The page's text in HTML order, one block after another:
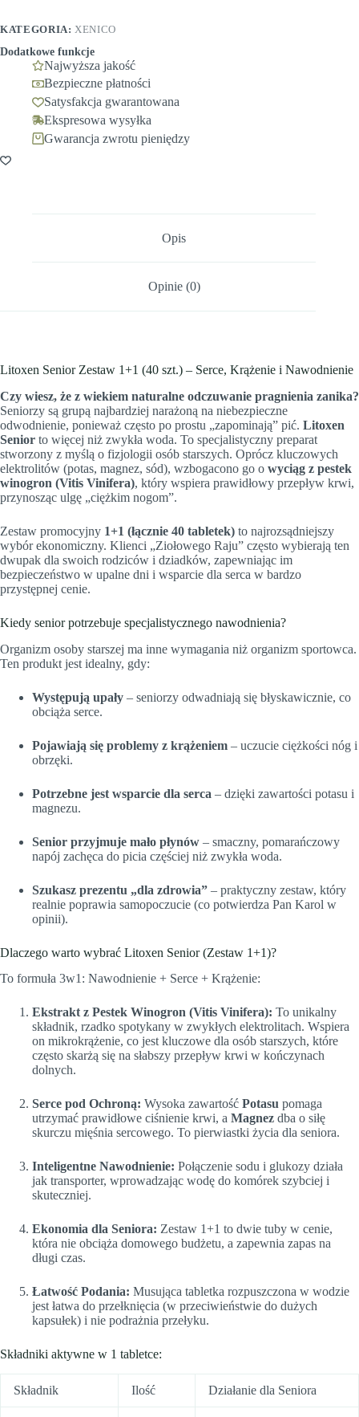
KATEGORIA: XENICO
Dodatkowe funkcje
Najwyższa jakość
Bezpieczne płatności
Satysfakcja gwarantowana
Ekspresowa wysyłka
Gwarancja zwrotu pieniędzy
Opis
Opinie (0)
Litoxen Senior Zestaw 1+1 (40 szt.) – Serce, Krążenie i Nawodnienie
Czy wiesz, że z wiekiem naturalne odczuwanie pragnienia zanika?
Seniorzy są grupą najbardziej narażoną na niebezpieczne
odwodnienie, ponieważ często po prostu „zapominają” pić. Litoxen
Senior to więcej niż zwykła woda. To specjalistyczny preparat
stworzony z myślą o fizjologii osób starszych. Oprócz kluczowych
elektrolitów (potas, magnez, sód), wzbogacono go o wyciąg z pestek
winogron (Vitis Vinifera), który wspiera prawidłowy przepływ krwi,
przynosząc ulgę „ciężkim nogom”.
Zestaw promocyjny 1+1 (łącznie 40 tabletek) to najrozsądniejszy
wybór ekonomiczny. Klienci „Ziołowego Raju” często wybierają ten
dwupak dla swoich rodziców i dziadków, zapewniając im
bezpieczeństwo w upalne dni i wsparcie dla serca w bardzo
przystępnej cenie.
Kiedy senior potrzebuje specjalistycznego nawodnienia?
Organizm osoby starszej ma inne wymagania niż organizm sportowca.
Ten produkt jest idealny, gdy:
Występują upały – seniorzy odwadniają się błyskawicznie, co
obciąża serce.
Pojawiają się problemy z krążeniem – uczucie ciężkości nóg i
obrzęki.
Potrzebne jest wsparcie dla serca – dzięki zawartości potasu i
magnezu.
Senior przyjmuje mało płynów – smaczny, pomarańczowy
napój zachęca do picia częściej niż zwykła woda.
Szukasz prezentu „dla zdrowia” – praktyczny zestaw, który
realnie poprawia samopoczucie (co potwierdza Pan Karol w
opinii).
Dlaczego warto wybrać Litoxen Senior (Zestaw 1+1)?
To formuła 3w1: Nawodnienie + Serce + Krążenie:
Ekstrakt z Pestek Winogron (Vitis Vinifera): To unikalny
składnik, rzadko spotykany w zwykłych elektrolitach. Wspiera
on mikrokrążenie, co jest kluczowe dla osób starszych, które
często skarżą się na słabszy przepływ krwi w kończynach
dolnych.
Serce pod Ochroną: Wysoka zawartość Potasu pomaga
utrzymać prawidłowe ciśnienie krwi, a Magnez dba o siłę
skurczu mięśnia sercowego. To pierwiastki życia dla seniora.
Inteligentne Nawodnienie: Połączenie sodu i glukozy działa
jak transporter, wprowadzając wodę do komórek szybciej i
skuteczniej.
Ekonomia dla Seniora: Zestaw 1+1 to dwie tuby w cenie,
która nie obciąża domowego budżetu, a zapewnia zapas na
długi czas.
Łatwość Podania: Musująca tabletka rozpuszczona w wodzie
jest łatwa do przełknięcia (w przeciwieństwie do dużych
kapsułek) i nie podrażnia przełyku.
Składniki aktywne w 1 tabletce:
Składnik Ilość Działanie dla Seniora